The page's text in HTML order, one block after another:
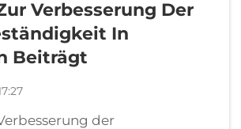
Verbesserung Der
In
Beiträgt
der